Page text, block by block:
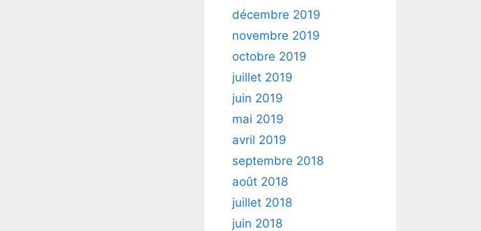
décembre 2019
novembre 2019
octobre 2019
juillet 2019
juin 2019
mai 2019
avril 2019
septembre 2018
août 2018
juillet 2018
juin 2018